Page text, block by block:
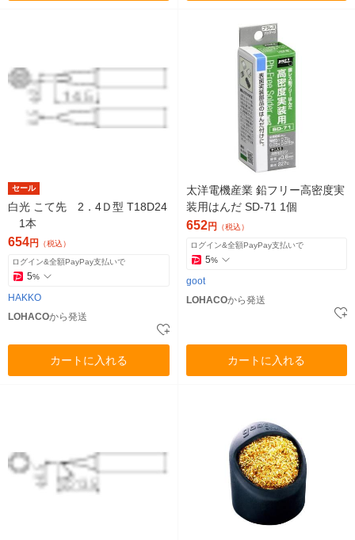
セール
白光 こて先 2．4Ｄ型 T18D24
1本
654円 （税込）
ログイン&全額PayPay支払いで
5%
HAKKO
LOHACOから発送
カートに入れる
太洋電機産業 鉛フリー高密度実
装用はんだ SD-71 1個
652円 （税込）
ログイン&全額PayPay支払いで
5%
goot
LOHACOから発送
カートに入れる